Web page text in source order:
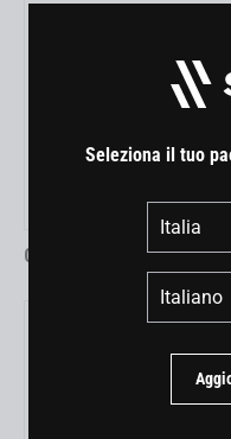
0020
Seleziona il tuo
Paese
Lingua